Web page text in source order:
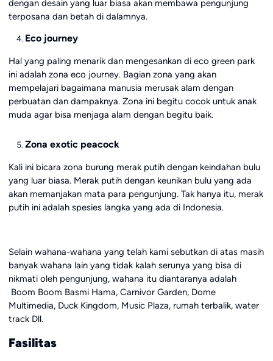
dengan desain yang luar biasa akan membawa pengunjung
terposana dan betah di dalamnya.
Eco journey
Hal yang paling menarik dan mengesankan di eco green park
ini adalah zona eco journey. Bagian zona yang akan
mempelajari bagaimana manusia merusak alam dengan
perbuatan dan dampaknya. Zona ini begitu cocok untuk anak
muda agar bisa menjaga alam dengan begitu baik.
Zona exotic peacock
Kali ini bicara zona burung merak putih dengan keindahan bulu
yang luar biasa. Merak putih dengan keunikan bulu yang ada
akan memanjakan mata para pengunjung. Tak hanya itu, merak
putih ini adalah spesies langka yang ada di Indonesia.
Selain wahana-wahana yang telah kami sebutkan di atas masih
banyak wahana lain yang tidak kalah serunya yang bisa di
nikmati oleh pengunjung, wahana itu diantaranya adalah
Boom Boom Basmi Hama, Carnivor Garden, Dome
Multimedia, Duck Kingdom, Music Plaza, rumah terbalik, water
track Dll.
Fasilitas